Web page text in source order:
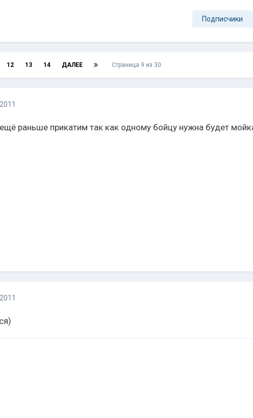
Подписчики
12 13 14 ДАЛЕЕ Страница 9 из 30
раньше прикатим так как одному бойцу нужна будет